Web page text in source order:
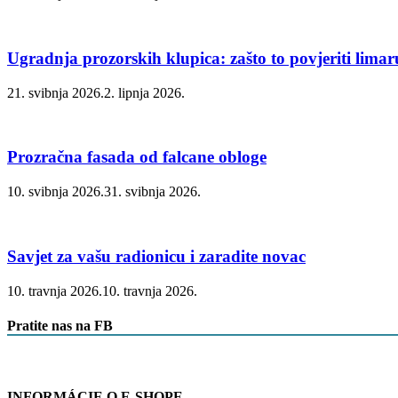
Ugradnja prozorskih klupica: zašto to povjeriti
21. svibnja 2026.2. lipnja 2026.
Prozračna fasada od falcane obloge
10. svibnja 2026.31. svibnja 2026.
Savjet za vašu radionicu i zaradite novac
10. travnja 2026.10. travnja 2026.
Pratite nas na FB